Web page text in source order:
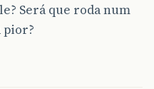
Será que roda num
pior?